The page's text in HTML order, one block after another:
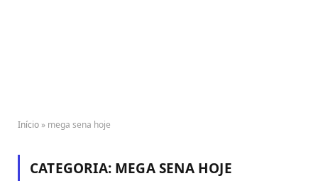
Início » mega sena hoje
CATEGORIA: MEGA SENA HOJE